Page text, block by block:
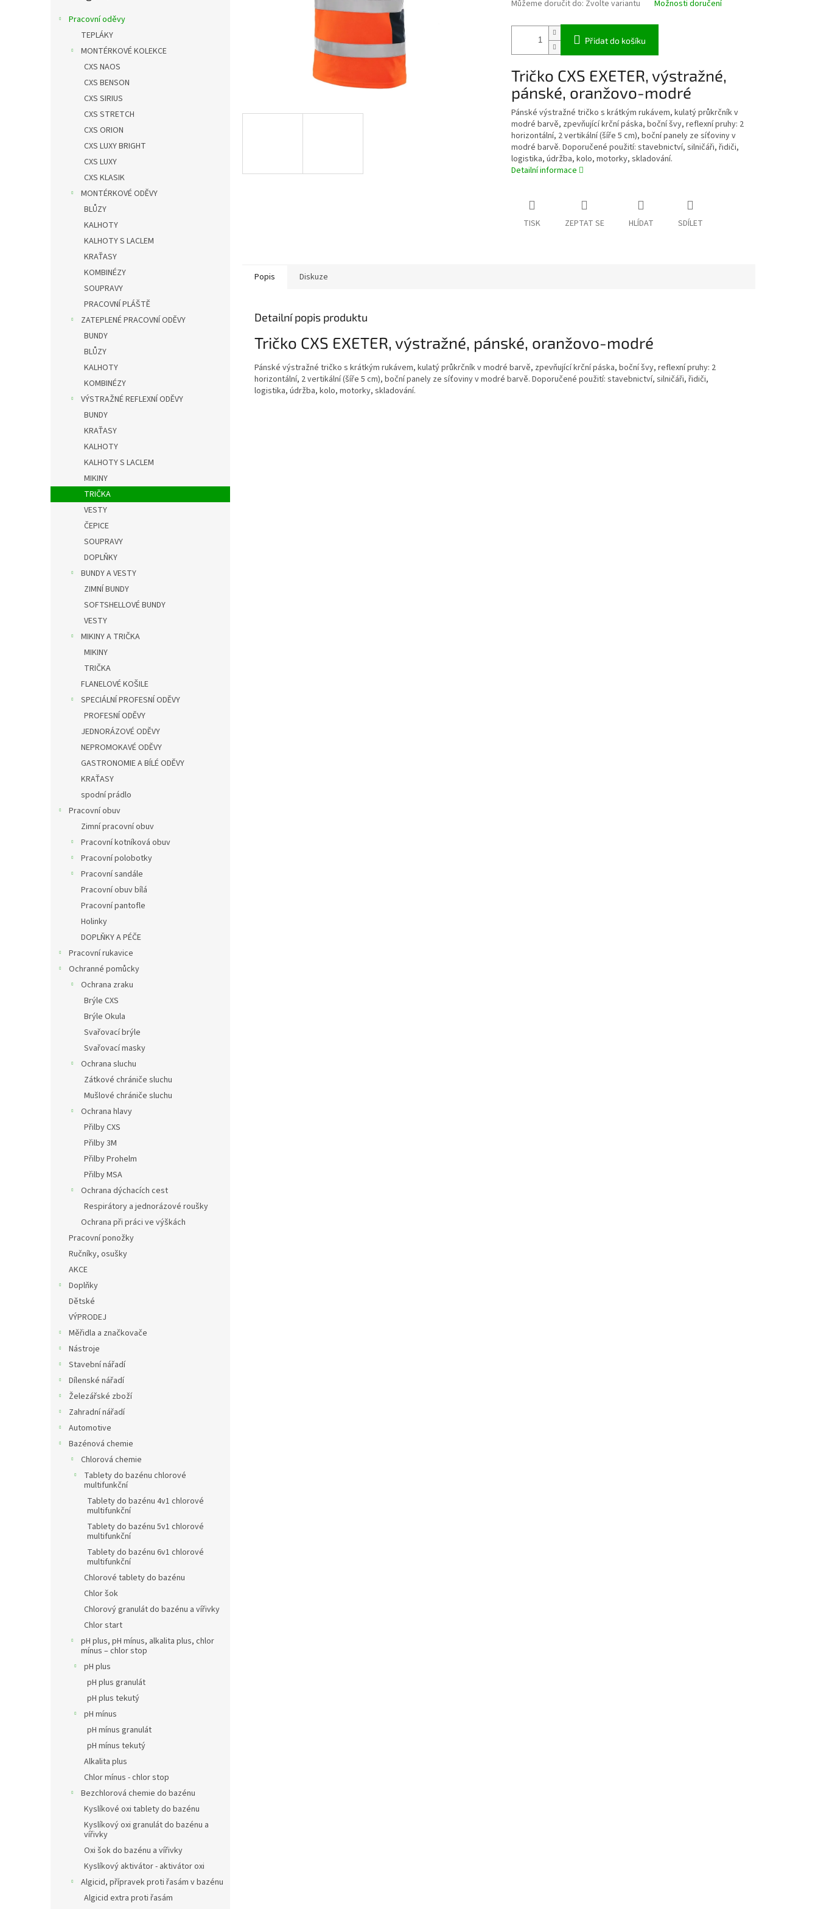
Pracovní oděvy
TEPLÁKY
MONTÉRKOVÉ KOLEKCE
CXS NAOS
CXS BENSON
CXS SIRIUS
CXS STRETCH
CXS ORION
CXS LUXY BRIGHT
CXS LUXY
CXS KLASIK
MONTÉRKOVÉ ODĚVY
BLŮZY
KALHOTY
KALHOTY S LACLEM
KRAŤASY
KOMBINÉZY
SOUPRAVY
PRACOVNÍ PLÁŠTĚ
ZATEPLENÉ PRACOVNÍ ODĚVY
BUNDY
BLŮZY
KALHOTY
KOMBINÉZY
VÝSTRAŽNÉ REFLEXNÍ ODĚVY
BUNDY
KRAŤASY
KALHOTY
KALHOTY S LACLEM
MIKINY
TRIČKA
VESTY
ČEPICE
SOUPRAVY
DOPLŇKY
BUNDY A VESTY
ZIMNÍ BUNDY
SOFTSHELLOVÉ BUNDY
VESTY
MIKINY A TRIČKA
MIKINY
TRIČKA
FLANELOVÉ KOŠILE
SPECIÁLNÍ PROFESNÍ ODĚVY
PROFESNÍ ODĚVY
JEDNORÁZOVÉ ODĚVY
NEPROMOKAVÉ ODĚVY
GASTRONOMIE A BÍLÉ ODĚVY
KRAŤASY
spodní prádlo
Pracovní obuv
Zimní pracovní obuv
Pracovní kotníková obuv
Pracovní polobotky
Pracovní sandále
Pracovní obuv bílá
Pracovní pantofle
Holinky
DOPLŇKY A PÉČE
Pracovní rukavice
Ochranné pomůcky
Ochrana zraku
Brýle CXS
Brýle Okula
Svařovací brýle
Svařovací masky
Ochrana sluchu
Zátkové chrániče sluchu
Mušlové chrániče sluchu
Ochrana hlavy
Přilby CXS
Přilby 3M
Přilby Prohelm
Přilby MSA
Ochrana dýchacích cest
Respirátory a jednorázové roušky
Ochrana při práci ve výškách
Pracovní ponožky
Ručníky, osušky
AKCE
Doplňky
Dětské
VÝPRODEJ
Měřidla a značkovače
Nástroje
Stavební nářadí
Dílenské nářadí
Železářské zboží
Zahradní nářadí
Automotive
Bazénová chemie
Chlorová chemie
Tablety do bazénu chlorové
multifunkční
Tablety do bazénu 4v1 chlorové
multifunkční
Tablety do bazénu 5v1 chlorové
multifunkční
Tablety do bazénu 6v1 chlorové
multifunkční
Chlorové tablety do bazénu
Chlor šok
Chlorový granulát do bazénu a vířivky
Chlor start
pH plus, pH mínus, alkalita plus, chlor
mínus – chlor stop
pH plus
pH plus granulát
pH plus tekutý
pH mínus
pH mínus granulát
pH mínus tekutý
Alkalita plus
Chlor mínus - chlor stop
Bezchlorová chemie do bazénu
Kyslíkové oxi tablety do bazénu
Kyslíkový oxi granulát do bazénu a
vířivky
Oxi šok do bazénu a vířivky
Kyslíkový aktivátor - aktivátor oxi
Algicid, přípravek proti řasám v bazénu
Algicid extra proti řasám
Můžeme doručit do: Zvolte variantu Možnosti doručení
Přidat do košíku
Tričko CXS EXETER, výstražné,
pánské, oranžovo-modré
Pánské výstražné tričko s krátkým rukávem, kulatý průkrčník v
modré barvě, zpevňující krční páska, boční švy, reflexní pruhy: 2
horizontální, 2 vertikální (šíře 5 cm), boční panely ze síťoviny v
modré barvě. Doporučené použití: stavebnictví, silničáři, řidiči,
logistika, údržba, kolo, motorky, skladování.
Detailní informace
TISK ZEPTAT SE HLÍDAT SDÍLET
Popis Diskuze
Detailní popis produktu
Tričko CXS EXETER, výstražné, pánské, oranžovo-modré
Pánské výstražné tričko s krátkým rukávem, kulatý průkrčník v modré barvě, zpevňující krční páska, boční švy, reflexní pruhy: 2
horizontální, 2 vertikální (šíře 5 cm), boční panely ze síťoviny v modré barvě. Doporučené použití: stavebnictví, silničáři, řidiči,
logistika, údržba, kolo, motorky, skladování.